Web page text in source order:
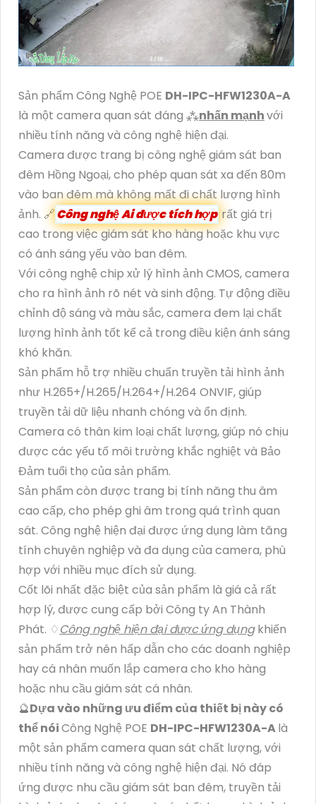
Sản phẩm Công Nghệ POE DH-IPC-HFW1230A-A
là một camera quan sát đáng ⁂nhấn mạnhvới
nhiều tính năng và công nghệ hiện đại.
Camera được trang bị công nghệ giám sát ban
đêm Hồng Ngoại, cho phép quan sát xa đến 80m
vào ban đêm mà không mất đi chất lượng hình
ảnh. 🔗Công nghệ Ai được tích hợp rất giá trị
cao trong việc giám sát kho hàng hoặc khu vực
có ánh sáng yếu vào ban đêm.
Với công nghệ chip xử lý hình ảnh CMOS, camera
cho ra hình ảnh rõ nét và sinh động. Tự động điều
chỉnh độ sáng và màu sắc, camera đem lại chất
lượng hình ảnh tốt kể cả trong điều kiện ánh sáng
khó khăn.
Sản phẩm hỗ trợ nhiều chuẩn truyền tải hình ảnh
như H.265+/H.265/H.264+/H.264 ONVIF, giúp
truyền tải dữ liệu nhanh chóng và ổn định.
Camera có thân kim loại chất lượng, giúp nó chịu
được các yếu tố môi trường khắc nghiệt và Bảo
Đảm tuổi thọ của sản phẩm.
Sản phẩm còn được trang bị tính năng thu âm
cao cấp, cho phép ghi âm trong quá trình quan
sát. Công nghệ hiện đại được ứng dụng làm tăng
tính chuyên nghiệp và đa dụng của camera, phù
hợp với nhiều mục đích sử dụng.
Cốt lõi nhất đặc biệt của sản phẩm là giá cả rất
hợp lý, được cung cấp bởi Công ty An Thành
Phát. ♢Công nghệ hiện đại được ứng dụngkhiến
sản phẩm trở nên hấp dẫn cho các doanh nghiệp
hay cá nhân muốn lắp camera cho kho hàng
hoặc nhu cầu giám sát cá nhân.
🔮Dựa vào những ưu điểm của thiết bị này có
thể nóiCông Nghệ POE DH-IPC-HFW1230A-Alà
một sản phẩm camera quan sát chất lượng, với
nhiều tính năng và công nghệ hiện đại. Nó đáp
ứng được nhu cầu giám sát ban đêm, truyền tải